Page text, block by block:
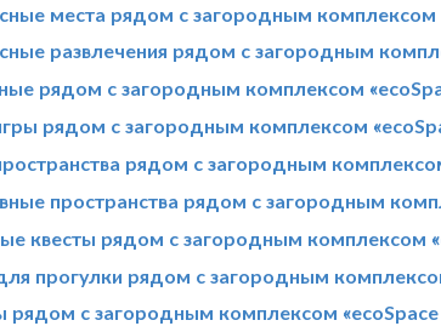
места рядом с загородным комплексом
развлечения рядом с загородным
рядом с загородным комплексом
рядом с загородным комплексом
рядом с загородным
пространства рядом с загородным
квесты рядом с загородным комплексом
прогулки рядом с загородным
рядом с загородным комплексом «ecoSpace